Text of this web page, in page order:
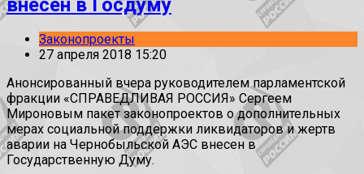
Законопроекты
27 апреля 2018 15:20
Анонсированный вчера руководителем парламентской
фракции «СПРАВЕДЛИВАЯ РОССИЯ» Сергеем
Мироновым пакет законопроектов о дополнительных
мерах социальной поддержки ликвидаторов и жертв
аварии на Чернобыльской АЭС внесен в
Государственную Думу.